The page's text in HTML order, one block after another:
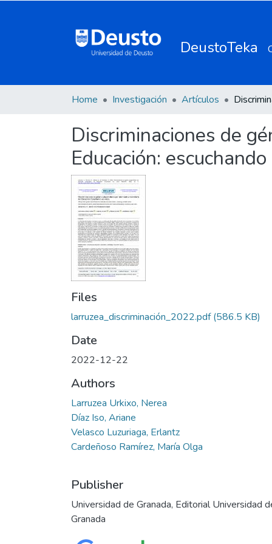
DeustoTeka
Home Investigación Artículos
Discriminaciones de
Educación:
Files
larruzea_discriminación_2022.pdf(586.5 KB)
Date
2022-12-22
Authors
Larruzea Urkixo, Nerea
Díaz Iso, Ariane
Velasco Luzuriaga, Erlantz
Cardeñoso Ramírez, María Olga
Publisher
Universidad de Granada, Editorial Universidad
Granada